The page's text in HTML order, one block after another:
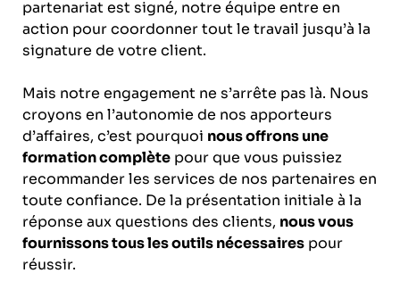
partenariat est signé, notre équipe entre en
action pour coordonner tout le travail jusqu’à la
signature de votre client.
Mais notre engagement ne s’arrête pas là. Nous
croyons en l’autonomie de nos apporteurs
d’affaires, c’est pourquoi nous offrons une
formation complète pour que vous puissiez
recommander les services de nos partenaires en
toute confiance. De la présentation initiale à la
réponse aux questions des clients, nous vous
fournissons tous les outils nécessaires pour
réussir.